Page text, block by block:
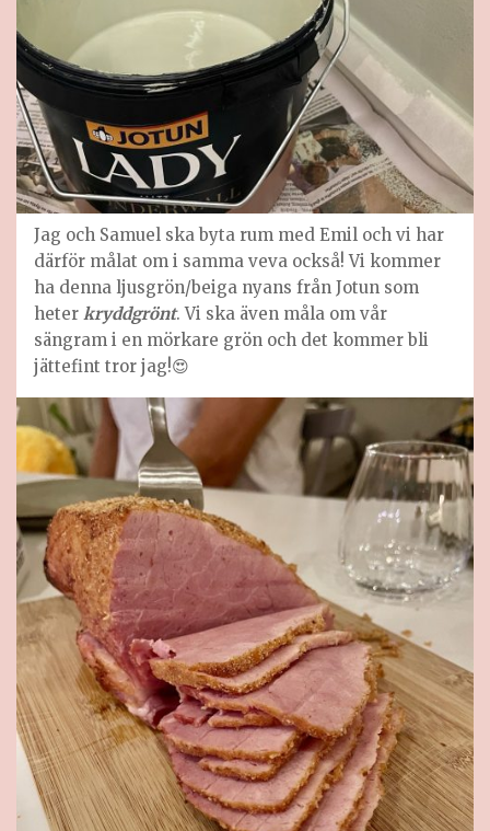
Jag och Samuel ska byta rum med Emil och vi har
därför målat om i samma veva också! Vi kommer
ha denna ljusgrön/beiga nyans från Jotun som
heter kryddgrönt. Vi ska även måla om vår
sängram i en mörkare grön och det kommer bli
jättefint tror jag!😍